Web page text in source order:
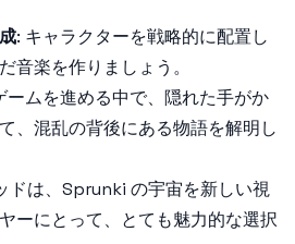
: キャラクターを戦略的に配置し
音楽を作りましょう。
ームを進める中で、隠れた手がか
、混乱の背後にある物語を解明し
ドは、Sprunki の宇宙を新しい視
ーにとって、とても魅力的な選択